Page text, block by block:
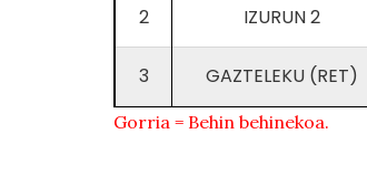
2 IZURUN 2
3 GAZTELEKU (RET)
Gorria = Behin behinekoa.